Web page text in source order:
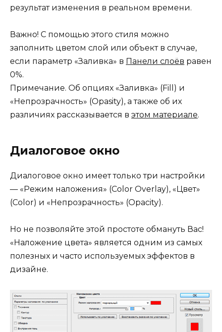
результат изменения в реальном времени.
Важно! С помощью этого стиля можно
заполнить цветом слой или объект в случае,
если параметр «Заливка» в Панели слоёв равен
0%.
Примечание. Об опциях «Заливка» (Fill) и
«Непрозрачность» (Opasity), а также об их
различиях рассказывается в этом материале.
Диалоговое окно
Диалоговое окно имеет только три настройки
— «Режим наложения» (Color Overlay), «Цвет»
(Color) и «Непрозрачность» (Opacity).
Но не позволяйте этой простоте обмануть Вас!
«Наложение цвета» является одним из самых
полезных и часто используемых эффектов в
дизайне.